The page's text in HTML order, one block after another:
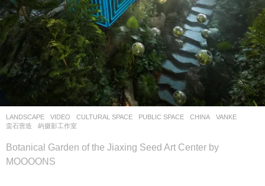
LANDSCAPE VIDEO CULTURAL SPACE ,PUBLIC SPACE CHINA
VANKE
蛮石营造
屿摄影工作室
Botanical Garden of the Jiaxing Seed Art Center by
MOOOONS